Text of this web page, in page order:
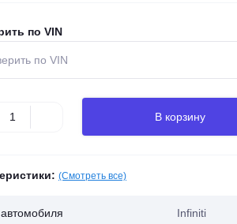
по VIN
В корзину
(Смотреть все)
Infiniti